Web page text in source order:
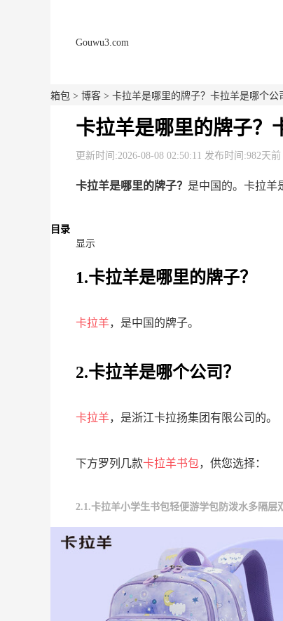
Gouwu3.com
箱包 > 博客 > 卡拉羊是哪里的牌子？卡拉羊是哪个公
卡拉羊是哪里的牌子？
更新时间:2026-08-08 02:50:11 发布时间:982天
卡拉羊是哪里的牌子？ 是中国的。卡拉羊
目录
显示
1.卡拉羊是哪里的牌子？
卡拉羊，是中国的牌子。
2.卡拉羊是哪个公司？
卡拉羊，是浙江卡拉扬集团有限公司的。
下方罗列几款卡拉羊书包，供您选择：
2.1.卡拉羊小学生书包轻便游学包防泼水多隔